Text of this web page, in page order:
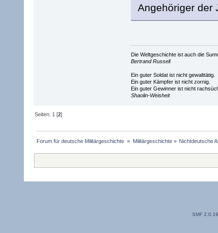
Angehöriger der
Die Weltgeschichte ist auch die
Bertrand Russell
Ein guter Soldat ist nicht gewalttätig.
Ein guter Kämpfer ist nicht zornig.
Ein guter Gewinner ist nicht
Shaolin-Weisheit
Seiten: 1 [2]
Forum für deutsche Militärgeschichte » Militärgeschichte» Nichtdeutsche
SMF 2.0.19